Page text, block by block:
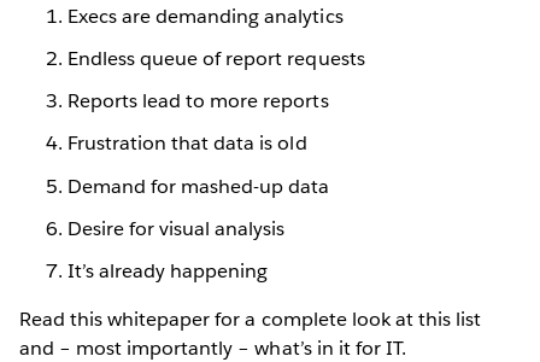
Execs are demanding analytics
Endless queue of report requests
Reports lead to more reports
Frustration that data is old
Demand for mashed-up data
Desire for visual analysis
It’s already happening
Read this whitepaper for a complete look at this list
and – most importantly – what’s in it for IT.